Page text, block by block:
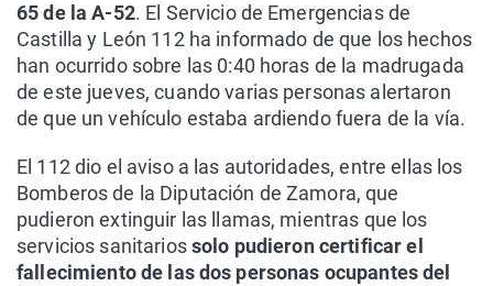
65 de la A-52. El Servicio de Emergencias de
Castilla y León 112 ha informado de que los hechos
han ocurrido sobre las 0:40 horas de la madrugada
de este jueves, cuando varias personas alertaron
de que un vehículo estaba ardiendo fuera de la vía.
El 112 dio el aviso a las autoridades, entre ellas los
Bomberos de la Diputación de Zamora, que
pudieron extinguir las llamas, mientras que los
servicios sanitariossolo pudieron certificar el
fallecimiento de las dos personas ocupantes del